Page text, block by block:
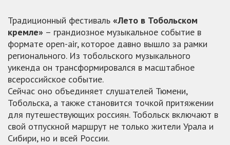
Традиционный фестиваль «Лето в Тобольском
кремле» – грандиозное музыкальное событие в
формате open-air, которое давно вышло за рамки
регионального. Из тобольского музыкального
уикенда он трансформировался в масштабное
всероссийское событие.
Сейчас оно объединяет слушателей Тюмени,
Тобольска, а также становится точкой притяжении
для путешествующих россиян. Тобольск включают в
свой отпускной маршрут не только жители Урала и
Сибири, но и всей России.